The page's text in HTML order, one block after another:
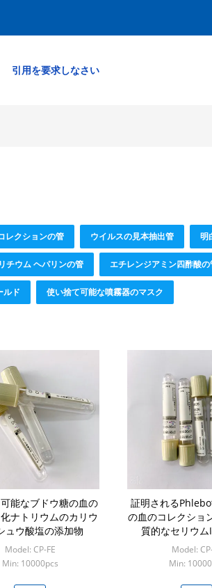
引用を要求しなさい
レクションの管 ウイルスの見本抽出管 明
リチウム ヘパリンの管 エチレンジアミン四酢酸の
ルド 使い捨て可能な噴霧器のマスク
能なブドウ糖の血の
ナトリウムのカリウ
ュウ酸塩の添加物
Model: CP-FE
Min: 10000pcs
証明される
の血のコレクショ
質的なセリウ
Model:
Min: